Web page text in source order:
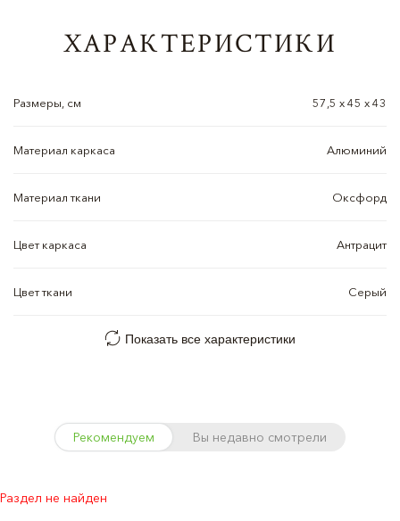
ХАРАКТЕРИСТИКИ
Размеры, см 57,5 x 45 x 43
Материал каркаса Алюминий
Материал ткани Оксфорд
Цвет каркаса Антрацит
Цвет ткани Серый
Показать все характеристики
Рекомендуем Вы недавно смотрели
Раздел не найден